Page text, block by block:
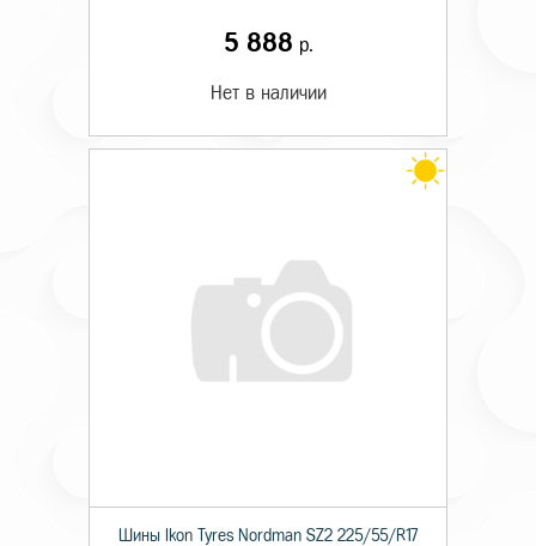
5 888 р.
Нет в наличии
Шины Ikon Tyres Nordman SZ2 225/55/R17